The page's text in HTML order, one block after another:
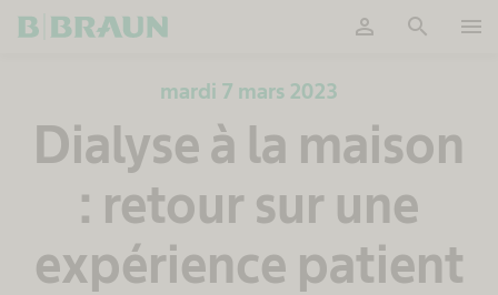
person search menu
mardi 7 mars 2023
Dialyse à la maison
: retour sur une
expérience patient